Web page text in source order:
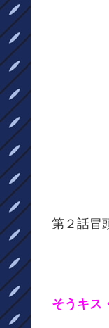
第２話冒
そうキス